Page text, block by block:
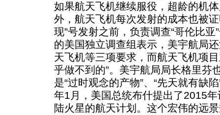
如果航天飞机继续服役，超龄的机
外，航天飞机每次发射的成本也被
现”号发射之前，负责调查“哥伦比
的美国独立调查组表示，美宇航局
天飞机等三项要求，而航天飞机项
乎做不到的”。美宇航局局长格里芬
是“过时观念的产物”、“先天就有缺
年1月，美国总统布什提出了2015
陆火星的航天计划。这个宏伟的远